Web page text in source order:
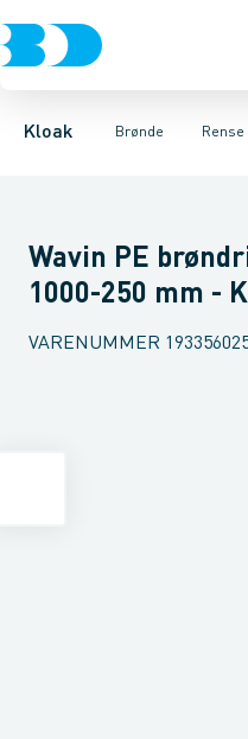
Kloak Brønde
Rør & fittingsBrønde
Rense & inspektions
Til glatte rørTil ribbede
Wavin PE
1000-250 mm -
VARENUMMER